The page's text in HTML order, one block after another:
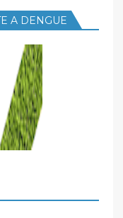
A DENGUE